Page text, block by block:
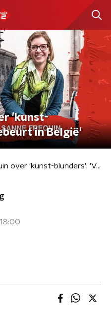
'kunst-
in België'
Sanne Frequin over 'kunst-blunders': 'Veel gebeurt in België'